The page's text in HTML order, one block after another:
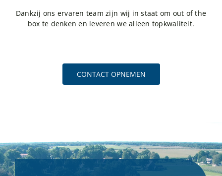
Dankzij ons ervaren team zijn wij in staat om out of the
box te denken en leveren we alleen topkwaliteit.
CONTACT OPNEMEN